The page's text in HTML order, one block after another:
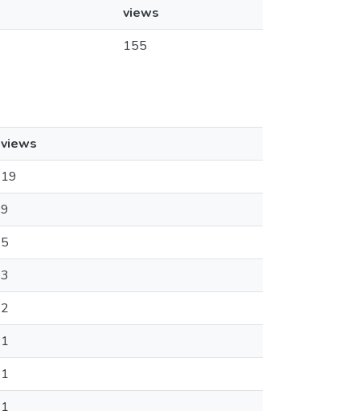
views
155
views
19
9
5
3
2
1
1
1